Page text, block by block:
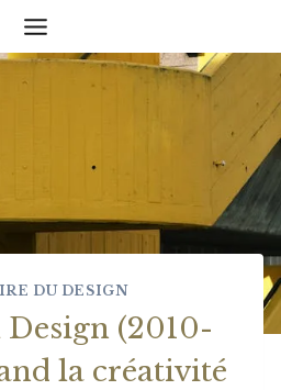
DU DESIGN
(2010-
la créativité